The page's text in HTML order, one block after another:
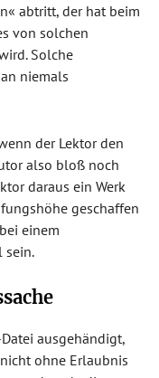
abtritt, der hat beim
von solchen
Solche
niemals
der Lektor den
also bloß noch
daraus ein Werk
geschaffen
einem
sein.
ausgehändigt,
ohne Erlaubnis